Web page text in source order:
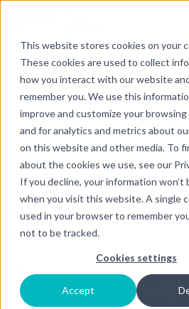
This website stores cookies on your
These cookies are used to collect
how you interact with our website
remember you. We use this
improve and customize your
and for analytics and metrics about
on this website and other media. To
about the cookies we use, see our
If you decline, your information won’t
when you visit this website. A single
used in your browser to remember
not to be tracked.
Cookies settings
Accept
BLOGUE DU
POUR
Un espace créépar les
les jeunes.
Tu y découvriras des articles en
jeunes de partout au Canada, sur
passionnent et des expériences